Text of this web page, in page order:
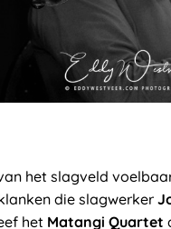
het slagveld
die slagwerker
het Matangi Quartet